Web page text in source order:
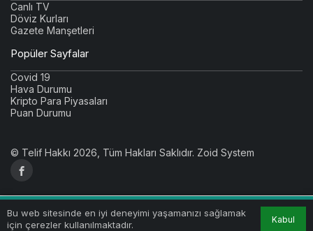
Bu web sitesinde en iyi deneyimi yaşamanızı sağlamak
için çerezler kullanılmaktadır.
Kabul
Canlı TV
Döviz Kurları
Gazete Manşetleri
Popüler Sayfalar
Covid 19
Hava Durumu
Kripto Para Piyasaları
Puan Durumu
© Telif Hakkı 2026, Tüm Hakları Saklıdır. Zoid System